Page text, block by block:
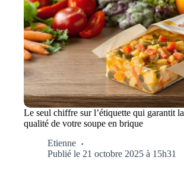
Le seul chiffre sur l’étiquette qui garantit la
qualité de votre soupe en brique
Etienne
Publié le 21 octobre 2025 à 15h31